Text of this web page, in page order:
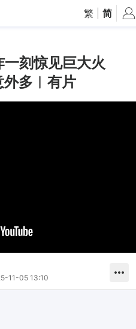
繁 简
刻惊见巨大火
多︱有片
11-05 13:10